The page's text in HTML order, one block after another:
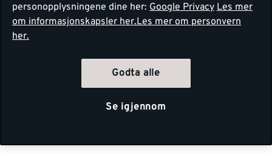
personopplysningene dine her: Google Privacy Les mer
om informasjonskapsler her.Les mer om personvern
her.
Godta alle
Se igjennom